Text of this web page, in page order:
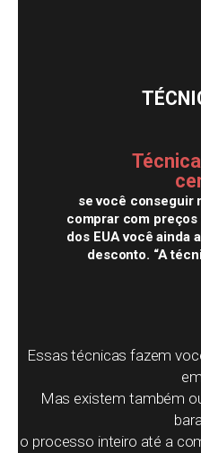
se você conseguir
comprar com
dos EUA você ainda
desconto. “A
Essas técnicas fazem
Mas existem também
o processo inteiro até a